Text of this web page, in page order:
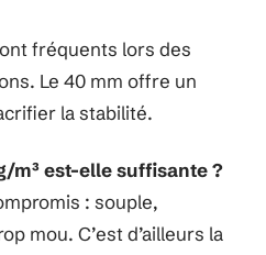
fréquents lors des
Le 40 mm offre un
la stabilité.
m³ est-elle suffisante ?
: souple,
mou. C’est d’ailleurs la